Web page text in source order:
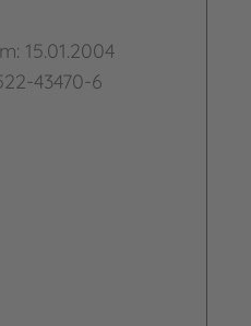
15.01.2004
43470-6